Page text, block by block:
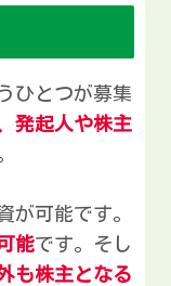
ひとつが募集
発起人や株主
が可能です。
能です。そし
も株主となる